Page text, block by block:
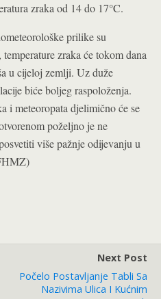
zraka od 14 do 17°C.
prilike su
zraka će tokom dana
u cijeloj zemlji. Uz duže
biće boljeg raspoloženja.
i meteoropata djelimično će se
poželjno je ne
više pažnje odijevanju u
Next Post
Počelo Postavljanje Tabli Sa
Nazivima Ulica I Kućnim